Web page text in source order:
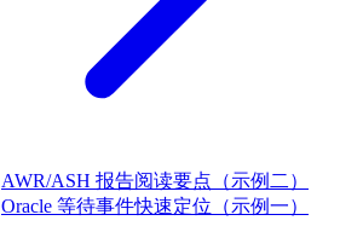
AWR/ASH 报告阅读要点（示例二）
Oracle 等待事件快速定位（示例一）